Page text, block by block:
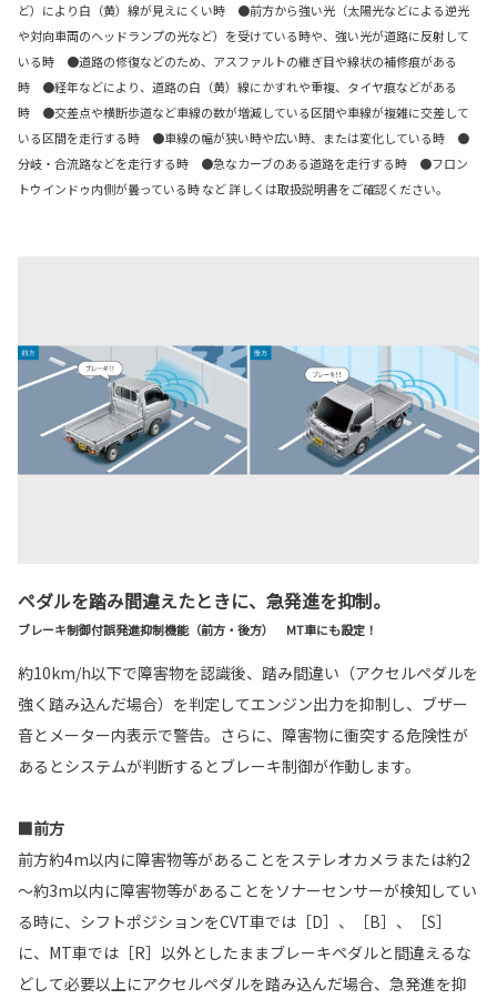
ど）により白（黄）線が見えにくい時 ●前方から強い光（太陽光などによる逆光
や対向車両のヘッドランプの光など）を受けている時や、強い光が道路に反射して
いる時 ●道路の修復などのため、アスファルトの継ぎ目や線状の補修痕がある
時 ●経年などにより、道路の白（黄）線にかすれや重複、タイヤ痕などがある
時 ●交差点や横断歩道など車線の数が増減している区間や車線が複雑に交差して
いる区間を走行する時 ●車線の幅が狭い時や広い時、または変化している時 ●
分岐・合流路などを走行する時 ●急なカーブのある道路を走行する時 ●フロン
トウインドゥ内側が曇っている時 など 詳しくは取扱説明書をご確認ください。
ペダルを踏み間違えたときに、急発進を抑制。
ブレーキ制御付誤発進抑制機能（前方・後方） MT車にも設定！
約10km/h以下で障害物を認識後、踏み間違い（アクセルペダルを
強く踏み込んだ場合）を判定してエンジン出力を抑制し、ブザー
音とメーター内表示で警告。さらに、障害物に衝突する危険性が
あるとシステムが判断するとブレーキ制御が作動します。
■前方
前方約4m以内に障害物等があることをステレオカメラまたは約2
～約3m以内に障害物等があることをソナーセンサーが検知してい
る時に、シフトポジションをCVT車では［D］、［B］、［S］
に、MT車では［R］以外としたままブレーキペダルと間違えるな
どして必要以上にアクセルペダルを踏み込んだ場合、急発進を抑